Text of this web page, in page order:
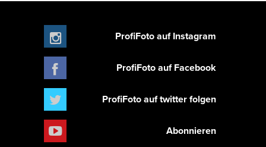
ProfiFoto auf Instagram
ProfiFoto auf Facebook
ProfiFoto auf twitter folgen
Abonnieren